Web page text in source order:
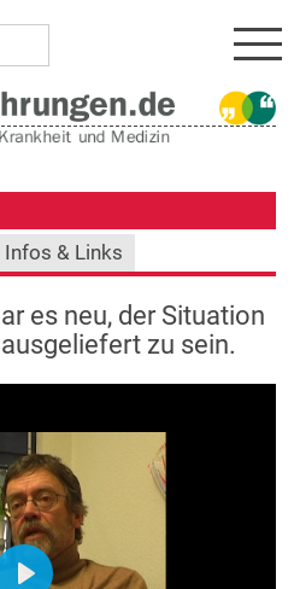
Infos & Links
es neu, der Situation
zu sein.